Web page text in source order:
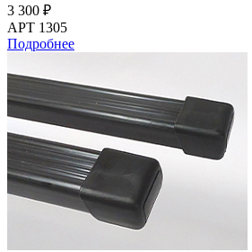
3 300 ₽
АРТ 1305
Подробнее